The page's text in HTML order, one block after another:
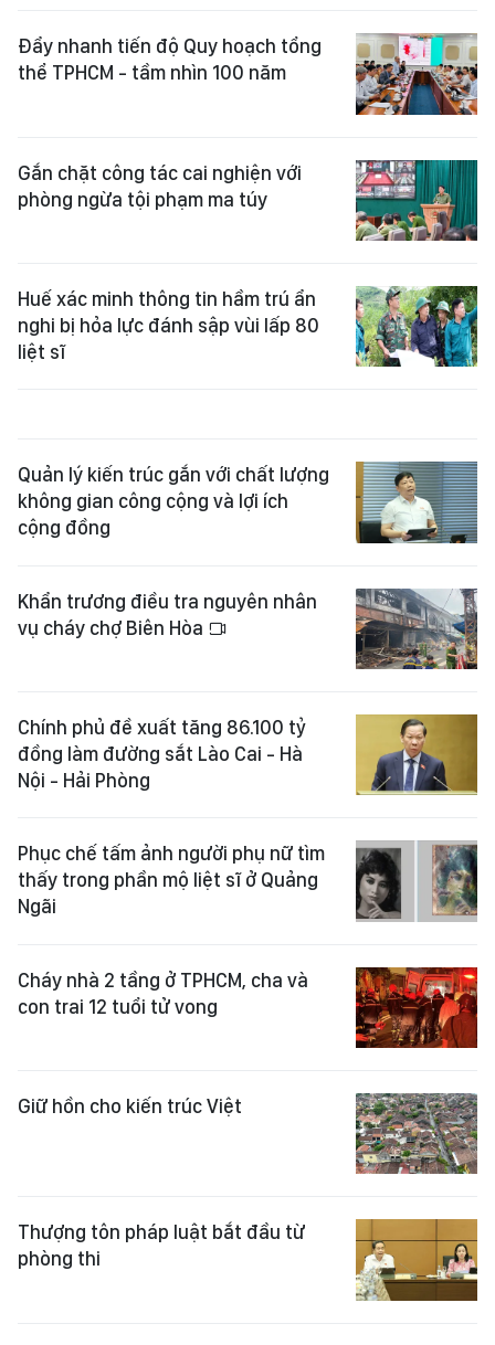
Đẩy nhanh tiến độ Quy hoạch tổng
thể TPHCM - tầm nhìn 100 năm
Gắn chặt công tác cai nghiện với
phòng ngừa tội phạm ma túy
Huế xác minh thông tin hầm trú ẩn
nghi bị hỏa lực đánh sập vùi lấp 80
liệt sĩ
Quản lý kiến trúc gắn với chất lượng
không gian công cộng và lợi ích
cộng đồng
Khẩn trương điều tra nguyên nhân
vụ cháy chợ Biên Hòa
Chính phủ đề xuất tăng 86.100 tỷ
đồng làm đường sắt Lào Cai - Hà
Nội - Hải Phòng
Phục chế tấm ảnh người phụ nữ tìm
thấy trong phần mộ liệt sĩ ở Quảng
Ngãi
Cháy nhà 2 tầng ở TPHCM, cha và
con trai 12 tuổi tử vong
Giữ hồn cho kiến trúc Việt
Thượng tôn pháp luật bắt đầu từ
phòng thi